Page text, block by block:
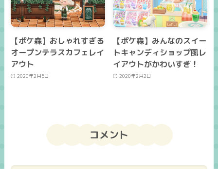
【ポケ森】おしゃれすぎる
オープンテラスカフェレイ
アウト
2020年2月5日
【ポケ森】みんなのスイー
トキャンディショップ風レ
イアウトがかわいすぎ！
2020年2月2日
コメント